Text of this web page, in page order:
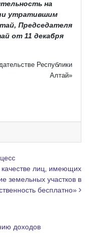
на
утратившим
Председателя
от 11 декабря
Республики
Алтай»
качестве лиц, имеющих
земельных участков в
бесплатно»
доходов